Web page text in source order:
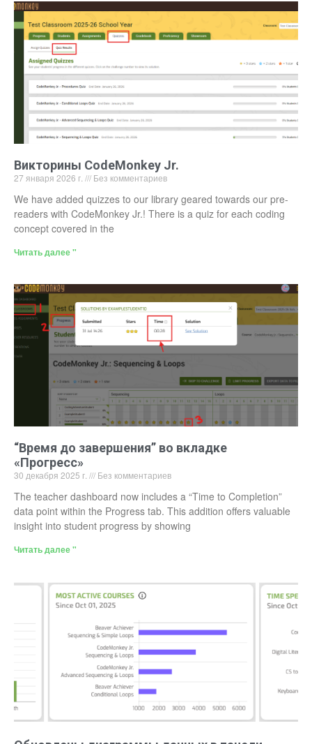
Викторины CodeMonkey Jr.
27 января 2026 г. Без комментариев
We have added quizzes to our library geared towards our pre-
readers with CodeMonkey Jr.! There is a quiz for each coding
concept covered in the
Читать далее "
“Время до завершения” во вкладке
«Прогресс»
30 декабря 2025 г. Без комментариев
The teacher dashboard now includes a “Time to Completion”
data point within the Progress tab. This addition offers valuable
insight into student progress by showing
Читать далее "